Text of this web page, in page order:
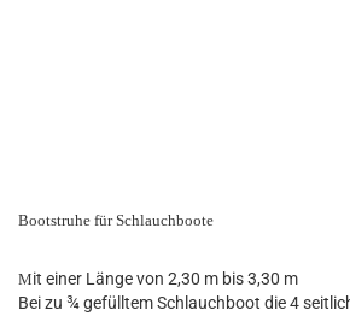
Bootstruhe für Schlauchboote
Mit einer Länge von 2,30 m bis 3,30 m
Bei zu ¾ gefülltem Schlauchboot die 4